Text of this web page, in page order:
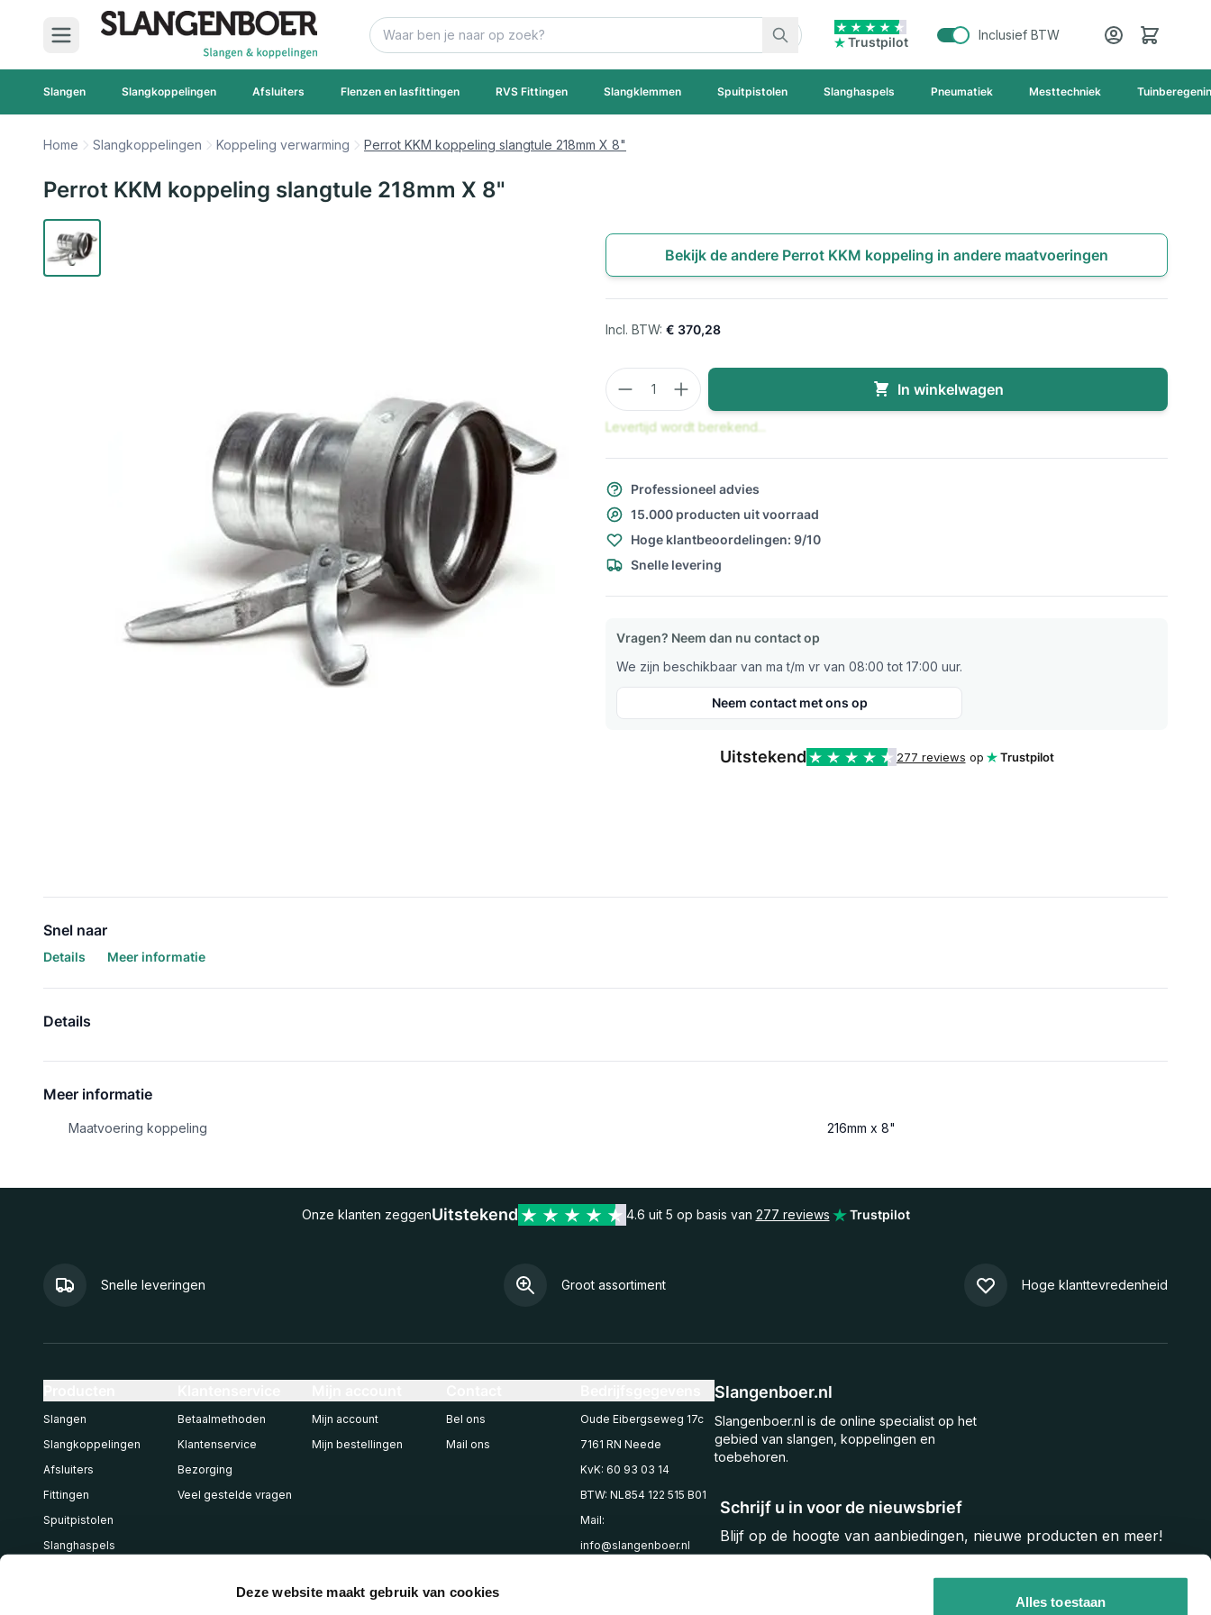
Deze website maakt gebruik van cookies
Alles toestaan
Ga naar de inhoud
Zoek
Trustpilot
Inclusief BTW Cart
Slangen Slangkoppelingen Afsluiters Flenzen en lasfittingen RVS Fittingen Slangklemmen Spuitpistolen Slanghaspels Pneumatiek Mesttechniek
Home Slangkoppelingen Koppeling verwarming Perrot KKM koppeling slangtule 218mm X 8"
Perrot KKM koppeling slangtule 218mm X 8"
Bekijk de andere Perrot KKM koppeling in andere maatvoeringen
€ 370,28
Aantal
In winkelwagen
Levertijd wordt berekend...
Professioneel advies
15.000 producten uit voorraad
Hoge klantbeoordelingen: 9/10
Snelle levering
Vragen? Neem dan nu contact op
We zijn beschikbaar van ma t/m vr van 08:00 tot 17:00 uur.
Neem contact met ons op
Uitstekend 277 reviews op Trustpilot
Snel naar
Details Meer informatie
Details
Meer informatie
Maatvoering koppeling 216mm x 8"
Onze klanten zeggenUitstekend 4.6 uit 5 op basis van 277 reviews Trustpilot
Snelle leveringen Groot assortiment Hoge klanttevredenheid
Schrijf u in voor de nieuwsbrief
Blijf op de hoogte van aanbiedingen, nieuwe producten en meer!
Slangenboer.nl
Slangenboer.nl is de online specialist op het
gebied van slangen, koppelingen en
toebehoren.
Slangen
Slangkoppelingen
Afsluiters
Fittingen
Spuitpistolen
Slanghaspels
Betaalmethoden
Klantenservice
Bezorging
Veel gestelde vragen
Mijn account
Mijn bestellingen
Bel ons
Mail ons
Oude Eibergseweg 17c
7161 RN Neede
KvK: 60 93 03 14
BTW: NL854 122 515 B01
Mail:
info@slangenboer.nl